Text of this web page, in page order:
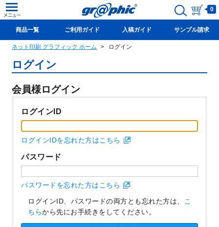
0
商品一覧 ご利用ガイド 入稿ガイド サンプル請求
新規会員登録(無料)
ネット印刷 グラフィック ホーム ログイン
ログイン
会員様ログイン
ログインID
ログインIDを忘れた方はこちら
パスワード
パスワードを忘れた方はこちら
ログインID、パスワードの両方とも忘れた方は、 こ
ちらから先にお手続きをしてください。